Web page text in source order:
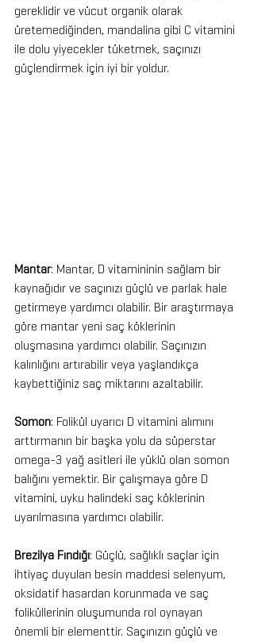
gereklidir ve vücut organik olarak
üretemediğinden, mandalina gibi C vitamini
ile dolu yiyecekler tüketmek, saçınızı
güçlendirmek için iyi bir yoldur.
Mantar: Mantar, D vitamininin sağlam bir
kaynağıdır ve saçınızı güçlü ve parlak hale
getirmeye yardımcı olabilir. Bir araştırmaya
göre mantar yeni saç köklerinin
oluşmasına yardımcı olabilir. Saçınızın
kalınlığını artırabilir veya yaşlandıkça
kaybettiğiniz saç miktarını azaltabilir.
Somon: Folikül uyarıcı D vitamini alımını
arttırmanın bir başka yolu da süperstar
omega-3 yağ asitleri ile yüklü olan somon
balığını yemektir. Bir çalışmaya göre D
vitamini, uyku halindeki saç köklerinin
uyarılmasına yardımcı olabilir.
Brezilya Fındığı: Güçlü, sağlıklı saçlar için
ihtiyaç duyulan besin maddesi selenyum,
oksidatif hasardan korunmada ve saç
foliküllerinin oluşumunda rol oynayan
önemli bir elementtir. Saçınızın güçlü ve